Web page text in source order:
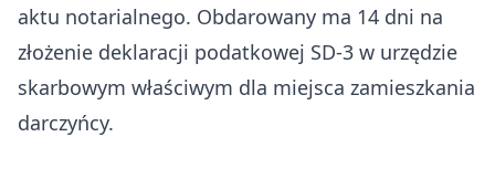
aktu notarialnego. Obdarowany ma 14 dni na
złożenie deklaracji podatkowej SD-3 w urzędzie
skarbowym właściwym dla miejsca zamieszkania
darczyńcy.